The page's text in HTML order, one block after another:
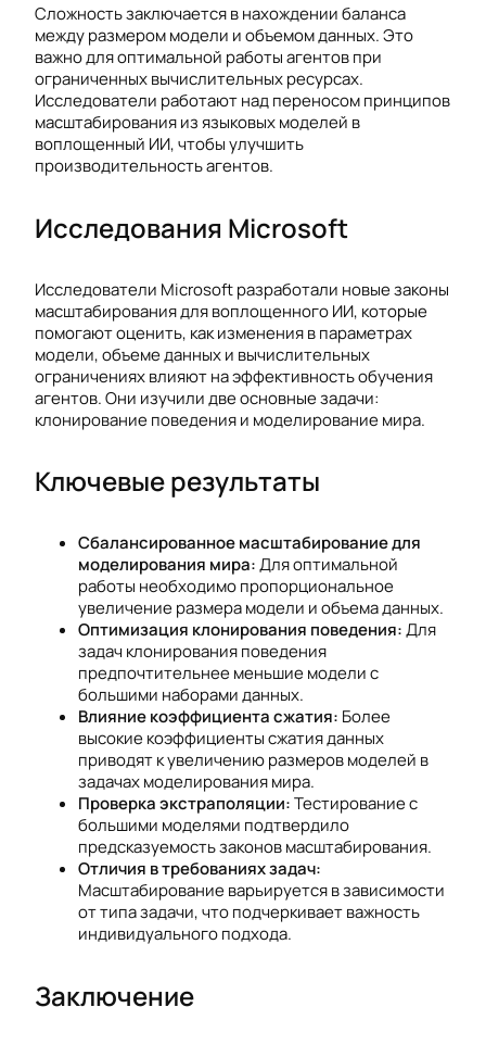
Сложность заключается в нахождении баланса
между размером модели и объемом данных. Это
важно для оптимальной работы агентов при
ограниченных вычислительных ресурсах.
Исследователи работают над переносом принципов
масштабирования из языковых моделей в
воплощенный ИИ, чтобы улучшить
производительность агентов.
Исследования Microsoft
Исследователи Microsoft разработали новые законы
масштабирования для воплощенного ИИ, которые
помогают оценить, как изменения в параметрах
модели, объеме данных и вычислительных
ограничениях влияют на эффективность обучения
агентов. Они изучили две основные задачи:
клонирование поведения и моделирование мира.
Ключевые результаты
Сбалансированное масштабирование для
моделирования мира:Для оптимальной
работы необходимо пропорциональное
увеличение размера модели и объема данных.
Оптимизация клонирования поведения:Для
задач клонирования поведения
предпочтительнее меньшие модели с
большими наборами данных.
Влияние коэффициента сжатия: Более
высокие коэффициенты сжатия данных
приводят к увеличению размеров моделей в
задачах моделирования мира.
Проверка экстраполяции:Тестирование с
большими моделями подтвердило
предсказуемость законов масштабирования.
Отличия в требованиях задач:
Масштабирование варьируется в зависимости
от типа задачи, что подчеркивает важность
индивидуального подхода.
Заключение